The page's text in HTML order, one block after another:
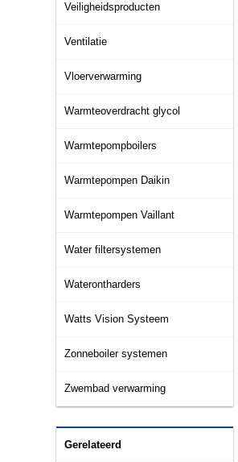
Veiligheidsproducten
Ventilatie
Vloerverwarming
Warmteoverdracht glycol
Warmtepompboilers
Warmtepompen Daikin
Warmtepompen Vaillant
Water filtersystemen
Waterontharders
Watts Vision Systeem
Zonneboiler systemen
Zwembad verwarming
Gerelateerd